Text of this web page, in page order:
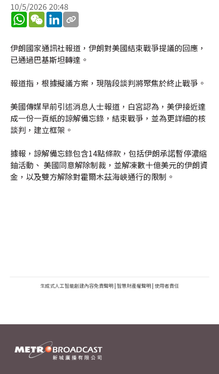
10/5/2026 20:48
WhatsApp
WeChatLinkedIn
伊朗國家通訊社報道，伊朗對美國結束戰爭提議的回應，
已通過巴基斯坦轉達。
報道指，根據擬議方案，現階段談判將聚焦於終止戰爭。
美國傳媒早前引述消息人士報道，白宮認為，美伊接近達
成一份一頁紙的諒解備忘錄，結束戰爭，並為更詳細的核
談判，建立框架。
據報，諒解備忘錄包含14點條款，包括伊朗承諾暫停濃縮
鈾活動、 美國同意解除制裁，並解凍數十億美元的伊朗資
金，以及雙方解除對霍爾木茲海峽通行的限制。
生成式人工智能創建內容免責聲明 | 智慧財產權聲明 | 使用者責任